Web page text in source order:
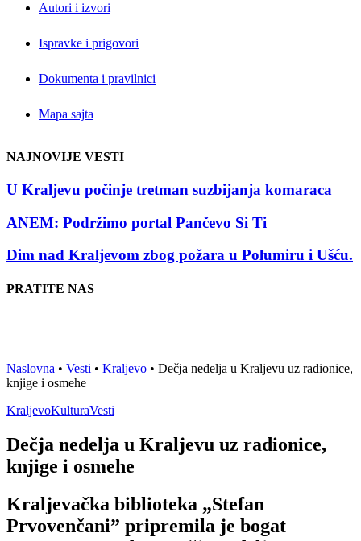
Autori i izvori
Ispravke i prigovori
Dokumenta i pravilnici
Mapa sajta
NAJNOVIJE VESTI
U Kraljevu počinje tretman suzbijanja komaraca
ANEM: Podržimo portal Pančevo Si Ti
Dim nad Kraljevom zbog požara u Polumiru i Ušću.
PRATITE NAS
Naslovna • Vesti • Kraljevo • Dečja nedelja u Kraljevu uz radionice,
knjige i osmehe
KraljevoKulturaVesti
Dečja nedelja u Kraljevu uz radionice,
knjige i osmehe
Kraljevačka biblioteka „Stefan
Prvovenčani” pripremila je bogat